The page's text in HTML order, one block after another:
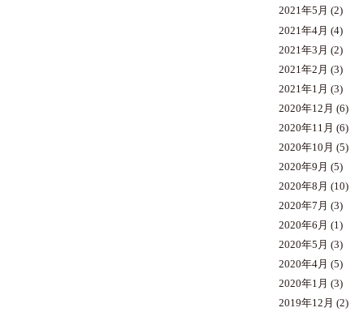
2021年5月 (2)
2021年4月 (4)
2021年3月 (2)
2021年2月 (3)
2021年1月 (3)
2020年12月 (6)
2020年11月 (6)
2020年10月 (5)
2020年9月 (5)
2020年8月 (10)
2020年7月 (3)
2020年6月 (1)
2020年5月 (3)
2020年4月 (5)
2020年1月 (3)
2019年12月 (2)